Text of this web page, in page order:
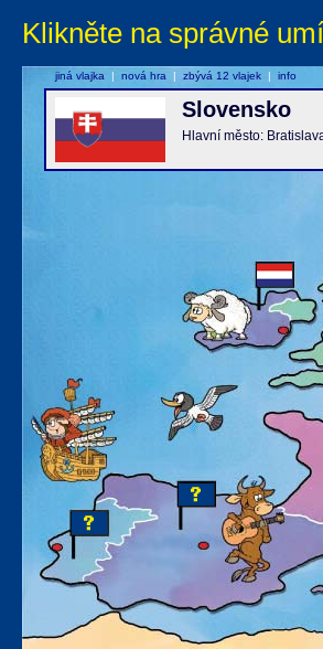
Klikněte na správné
Slovensko
Hlavní město:
jiná vlajka | nová hra | zbývá 12 vlajek | info